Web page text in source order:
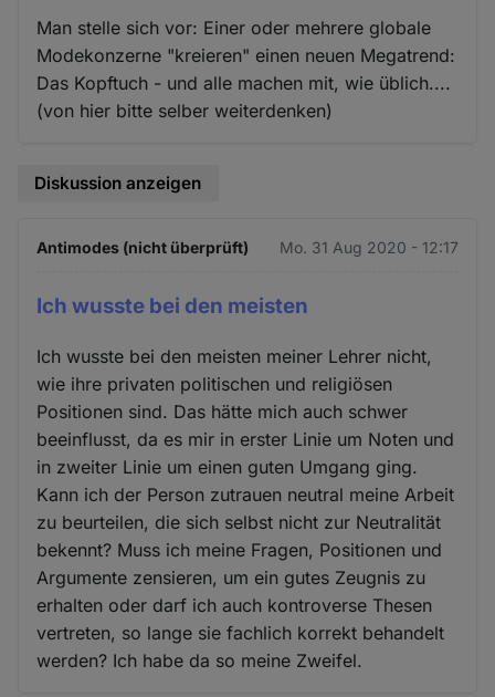
Man stelle sich vor: Einer oder mehrere globale
Modekonzerne "kreieren" einen neuen Megatrend:
Das Kopftuch - und alle machen mit, wie üblich....
(von hier bitte selber weiterdenken)
Diskussion anzeigen
Antimodes (nicht überprüft) Mo. 31 Aug 2020 - 12:17
Ich wusste bei den meisten
Ich wusste bei den meisten meiner Lehrer nicht,
wie ihre privaten politischen und religiösen
Positionen sind. Das hätte mich auch schwer
beeinflusst, da es mir in erster Linie um Noten und
in zweiter Linie um einen guten Umgang ging.
Kann ich der Person zutrauen neutral meine Arbeit
zu beurteilen, die sich selbst nicht zur Neutralität
bekennt? Muss ich meine Fragen, Positionen und
Argumente zensieren, um ein gutes Zeugnis zu
erhalten oder darf ich auch kontroverse Thesen
vertreten, so lange sie fachlich korrekt behandelt
werden? Ich habe da so meine Zweifel.